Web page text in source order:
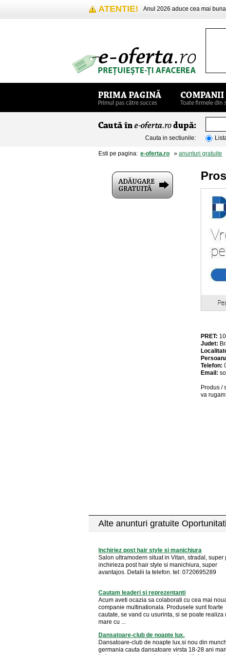
ATENTIE! Anul 2026 aduce cea mai buna
Cauta in sectiunile:
Esti pe pagina: e-oferta.ro » anunturi gratuite
PRET:
Judet:
Telefon:
Email:
Produs /
va
Alte anunturi gratuite
Inchiriez post hair style si manichiura
Salon ultramodern situat in Vitan, stradal, super
inchirieza post hair style si manichiura, super
avantajos. Detalii la telefon. tel: 0720695289
Cautam leaderi si reprezentanti
Acum aveti ocazia sa colaborati cu cea mai
companie multinationala. Produsele sunt foarte
cautate, se vand cu usurinta, si se poate realiza
mare cu ...
Dansatoare-club de noapte lux.
Dansatoare-club de noapte lux.si nou din
germania cauta dansatoare virsta 18-28 ani